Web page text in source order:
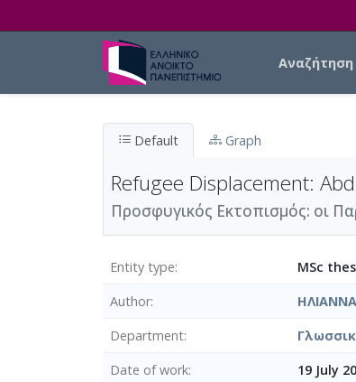
Αναζήτηση
Default Graph
Refugee Displacement:
Προσφυγικός Εκτοπισμός: οι
Entity type
MSc
Author
Department
Date of work
19 July